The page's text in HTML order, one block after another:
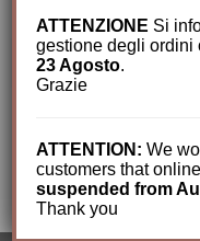
ATTENZIONE Si
gestione degli
23 Agosto.
Grazie
ATTENTION: We
customers that
suspended from
Thank you